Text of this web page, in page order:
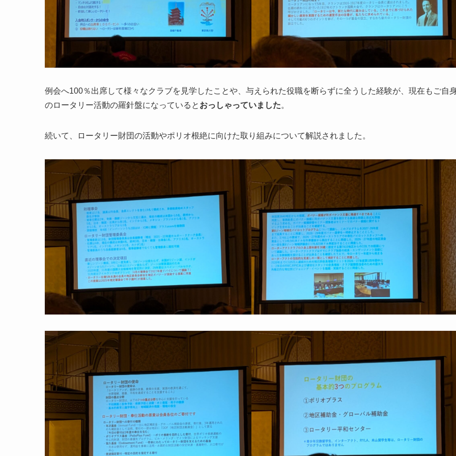
例会へ100％出席して様々なクラブを見学したことや、与えられた役職を断らずに全うした経験が、現在もご自
のロータリー活動の羅針盤になっていると おっしゃっていました。
続いて、ロータリー財団の活動やポリオ根絶に向けた取り組みについて解説されました。